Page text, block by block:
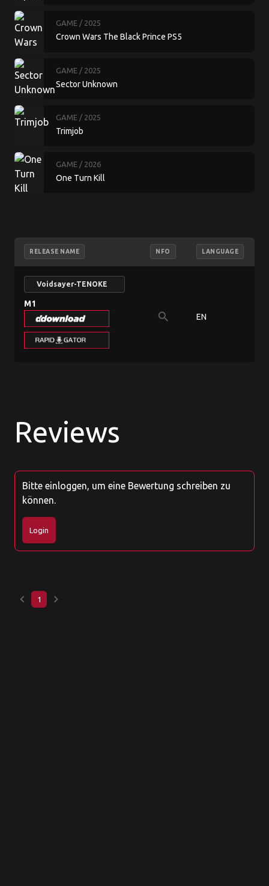
GAME / 2025
Crown Wars The Black Prince PS5
GAME / 2025
Sector Unknown
GAME / 2025
Trimjob
GAME / 2026
One Turn Kill
RELEASE NAME NFO LANGUAGE
Voidsayer-TENOKE
M1
search EN
Reviews
Bitte einloggen, um eine Bewertung schreiben zu
können.
Login
keyboard_arrow_left 1 keyboard_arrow_right